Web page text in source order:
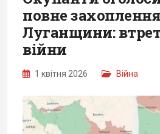
повне захоплення
Луганщини:
війни
1 квітня 2026 Війна